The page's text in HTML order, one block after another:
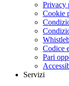
Privacy
Cookie
Codice
Pari
Servizi